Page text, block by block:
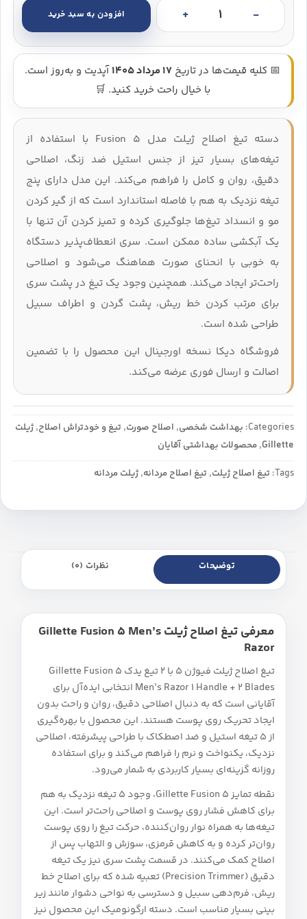
دسته تیغ اصلاح ژیلت مدل Fusion 5 با استفاده از
تیغه‌های بسیار تیز از جنس استیل ضد زنگ، اصلاحی
دقیق، روان و کامل را فراهم می‌کند. این مدل دارای پنج
تیغه نزدیک به هم با فاصله استاندارد است که از گیر کردن
مو و انسداد تیغ‌ها جلوگیری کرده و تمیز کردن آن تنها با
یک آبکشی ساده ممکن است. سری انعطاف‌پذیر دستگاه
به‌ خوبی با انحنای صورت هماهنگ می‌شود و اصلاحی
راحت‌تر ایجاد می‌کند. همچنین وجود یک تیغ در پشت سری
برای مرتب کردن خط ریش، پشت گردن و اطراف سبیل
طراحی شده است.
فروشگاه دیکا نسخه اورجینال این محصول را با تضمین
اصالت و ارسال فوری عرضه می‌کند.
📅 کلیه قیمت‌ها در تاریخ 17 مرداد 1405
آپدیت و به‌روز است.
با خیال راحت خرید کنید. 🛒
تیغ اصلاح ژیلت فیوژن 5 با 2 تیغ یدک – Gillette Fusion 5 Men's Razor 1 Handle + 2 Blades عدد افزودن به سبد خرید
Categories: بهداشت شخصی, اصلاح صورت, تیغ و خودتراش اصلاح, ژیلت
Gillette
, محصولات بهداشتی آقایان
Tags: تیغ اصلاح ژیلت, تیغ اصلاح مردانه, ژیلت مردانه
توضیحات نظرات (0)
معرفی تیغ اصلاح ژیلت Gillette Fusion 5 Men’s
Razor
تیغ اصلاح ژیلت فیوژن 5 با 2 تیغ یدک Gillette Fusion 5
Men’s Razor 1 Handle + 2 Blades انتخابی ایده‌آل برای
آقایانی است که به دنبال اصلاحی دقیق، روان و راحت بدون
ایجاد تحریک روی پوست هستند. این محصول با بهره‌گیری
از 5 تیغه استیل و ضد اصطکاک با طراحی پیشرفته، اصلاحی
نزدیک، یکنواخت و نرم را فراهم می‌کند و برای استفاده
روزانه گزینه‌ای بسیار کاربردی به شمار می‌رود.
نقطه تمایز Gillette Fusion 5، وجود 5 تیغه نزدیک به هم
برای کاهش فشار روی پوست و اصلاحی راحت‌تر است. این
تیغه‌ها به همراه نوار روان‌کننده، حرکت تیغ را روی پوست
روان‌تر کرده و به کاهش قرمزی، سوزش و التهاب پس از
اصلاح کمک می‌کنند. در قسمت پشت سری نیز یک تیغه
دقیق (Precision Trimmer) تعبیه شده که برای اصلاح خط
ریش، فرم‌دهی سبیل و دسترسی به نواحی دشوار مانند زیر
بینی بسیار مناسب است. دسته ارگونومیک این محصول نیز